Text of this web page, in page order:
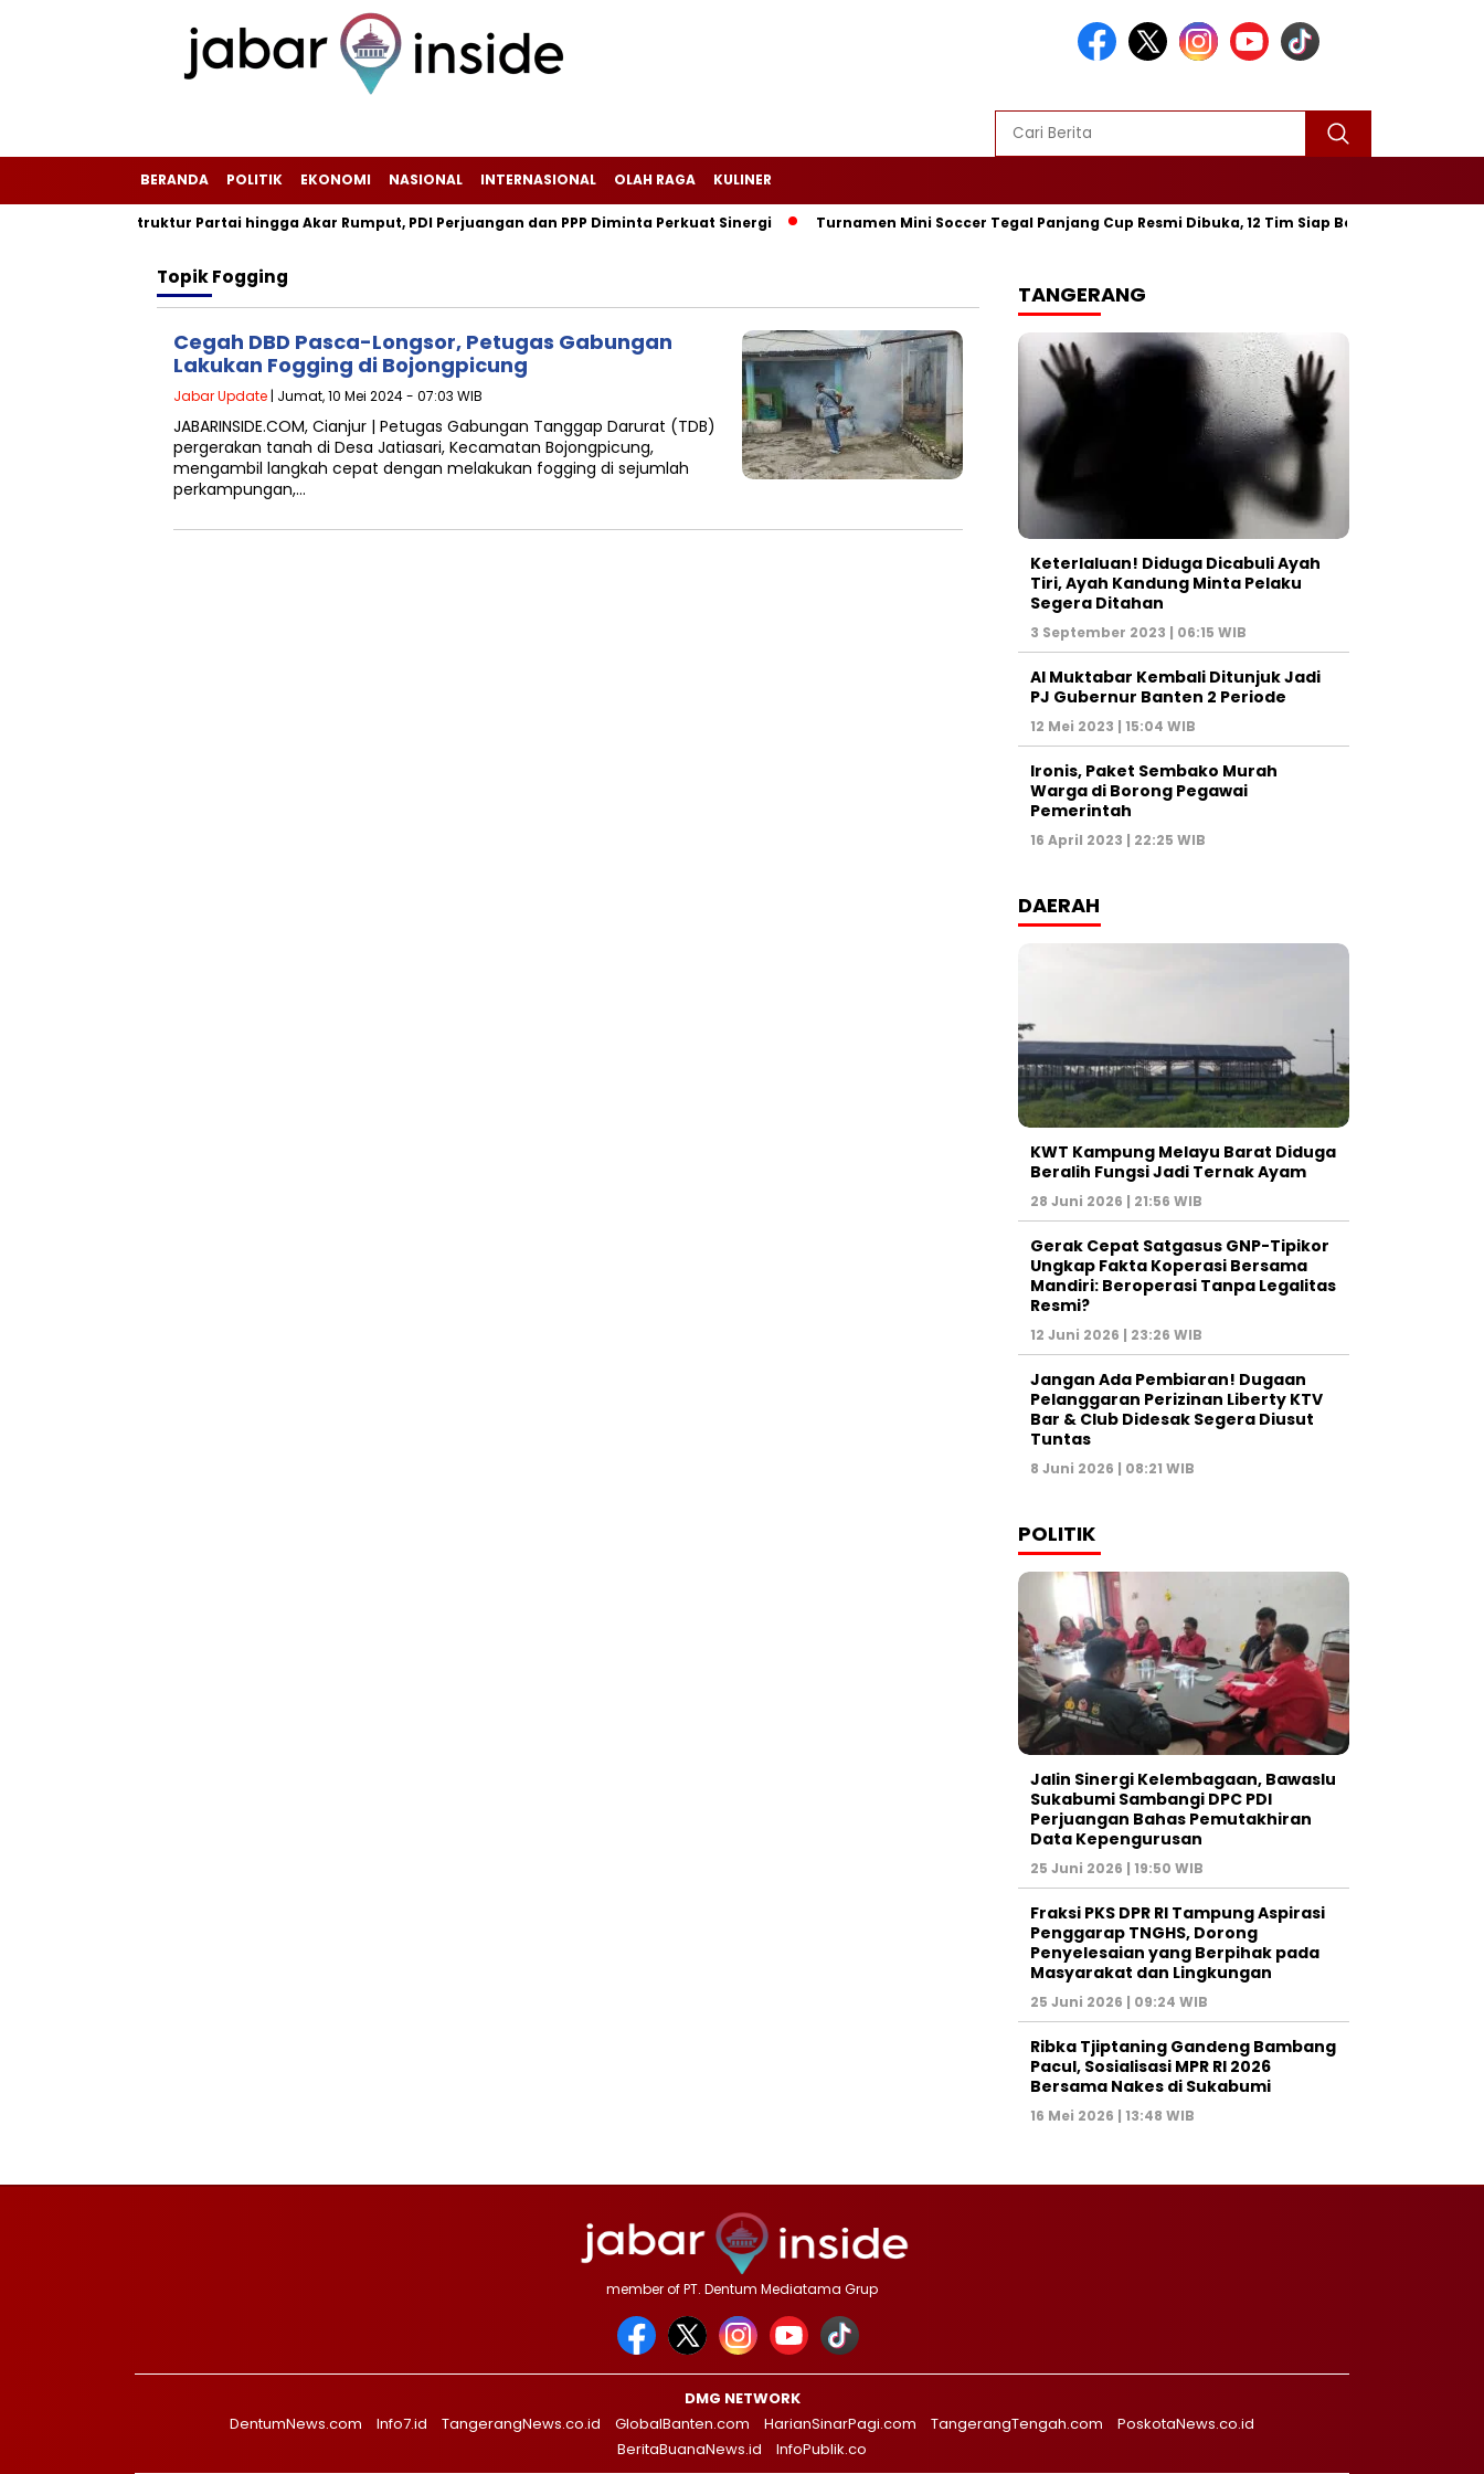
BERANDA POLITIK EKONOMI NASIONAL INTERNASIONAL OLAH RAGA KULINER
Penguatan Struktur Partai hingga Akar Rumput, PDI Perjuangan dan PPP Diminta Perkuat Sinergi Turnamen Mini Soccer Tegal Panjang Cup Resmi Dibuka, 12 Tim Siap Berebut Gelar Juara
TopikFogging
Cegah DBD Pasca-Longsor, Petugas Gabungan
Lakukan Fogging di Bojongpicung
Jabar Update | Jumat, 10 Mei 2024 - 07:03 WIB
JABARINSIDE.COM, Cianjur | Petugas Gabungan Tanggap Darurat (TDB)
pergerakan tanah di Desa Jatiasari, Kecamatan Bojongpicung,
mengambil langkah cepat dengan melakukan fogging di sejumlah
perkampungan,…
TANGERANG
Keterlaluan! Diduga Dicabuli Ayah
Tiri, Ayah Kandung Minta Pelaku
Segera Ditahan
3 September 2023 | 06:15 WIB
Al Muktabar Kembali Ditunjuk Jadi
PJ Gubernur Banten 2 Periode
12 Mei 2023 | 15:04 WIB
Ironis, Paket Sembako Murah
Warga di Borong Pegawai
Pemerintah
16 April 2023 | 22:25 WIB
DAERAH
KWT Kampung Melayu Barat Diduga
Beralih Fungsi Jadi Ternak Ayam
28 Juni 2026 | 21:56 WIB
Gerak Cepat Satgasus GNP-Tipikor
Ungkap Fakta Koperasi Bersama
Mandiri: Beroperasi Tanpa Legalitas
Resmi?
12 Juni 2026 | 23:26 WIB
Jangan Ada Pembiaran! Dugaan
Pelanggaran Perizinan Liberty KTV
Bar & Club Didesak Segera Diusut
Tuntas
8 Juni 2026 | 08:21 WIB
POLITIK
Jalin Sinergi Kelembagaan, Bawaslu
Sukabumi Sambangi DPC PDI
Perjuangan Bahas Pemutakhiran
Data Kepengurusan
25 Juni 2026 | 19:50 WIB
‎Fraksi PKS DPR RI Tampung Aspirasi
Penggarap TNGHS, Dorong
Penyelesaian yang Berpihak pada
Masyarakat dan Lingkungan‎
25 Juni 2026 | 09:24 WIB
Ribka Tjiptaning Gandeng Bambang
Pacul, Sosialisasi MPR RI 2026
Bersama Nakes di Sukabumi
16 Mei 2026 | 13:48 WIB
member of PT. Dentum Mediatama Grup
DMG NETWORK
DentumNews.com
Info7.id TangerangNews.co.id GlobalBanten.com HarianSinarPagi.com TangerangTengah.com
PoskotaNews.co.id
BeritaBuanaNews.id
InfoPublik.co